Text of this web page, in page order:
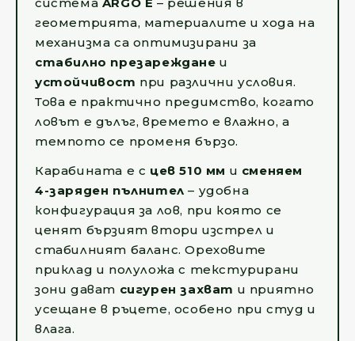
система ARGO E – решения в
геометрията, материалите и хода на
механизма са оптимизирани за
стабилно презареждане и
устойчивост при различни условия.
Това е практично предимство, когато
ловът е дълъг, времето е влажно, а
темпото се променя бързо.
Карабината е с цев 510 мм и сменяем
4-заряден пълнител – удобна
конфигурация за лов, при която се
ценят бързият втори изстрел и
стабилният баланс. Ореховите
приклад и полуложа с текстурирани
зони дават сигурен захват и приятно
усещане в ръцете, особено при студ и
влага.